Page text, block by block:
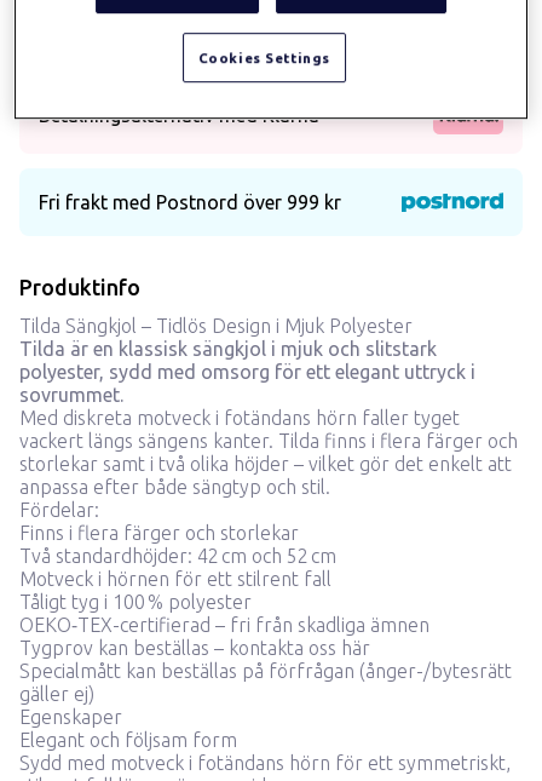
Betalningsalternativ med Klarna
Fri frakt med Postnord över 999 kr
Produktinfo
Tilda Sängkjol – Tidlös Design i Mjuk Polyester
Tilda är en klassisk sängkjol i mjuk och slitstark
polyester, sydd med omsorg för ett elegant uttryck i
sovrummet.
Med diskreta motveck i fotändans hörn faller tyget
vackert längs sängens kanter. Tilda finns i flera färger och
storlekar samt i två olika höjder – vilket gör det enkelt att
anpassa efter både sängtyp och stil.
Fördelar:
Finns i flera färger och storlekar
Två standardhöjder: 42 cm och 52 cm
Motveck i hörnen för ett stilrent fall
Tåligt tyg i 100 % polyester
OEKO‑TEX-certifierad – fri från skadliga ämnen
Tygprov kan beställas – kontakta oss här
Specialmått kan beställas på förfrågan (ånger-/bytesrätt
gäller ej)
Egenskaper
Elegant och följsam form
Sydd med motveck i fotändans hörn för ett symmetriskt,
Cookies Settings